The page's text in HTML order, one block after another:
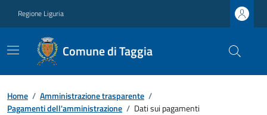
Regione Liguria
Comune di Taggia
Home / Amministrazione trasparente /
Pagamenti dell'amministrazione / Dati sui pagamenti